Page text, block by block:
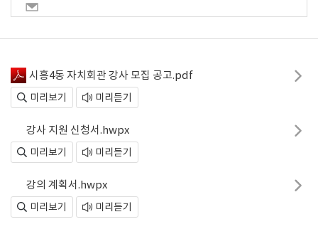
시흥4동 자치회관 강사 모집 공고.pdf
미리보기 미리듣기
강사 지원 신청서.hwpx
미리보기 미리듣기
강의 계획서.hwpx
미리보기 미리듣기